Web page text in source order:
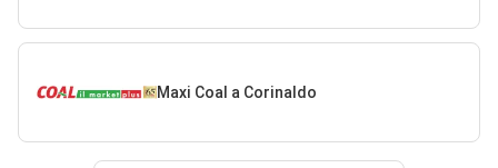
Maxi Coal a Corinaldo